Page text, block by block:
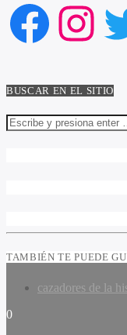
BUSCAR EN EL SITIO
TAMBIÉN TE PUEDE
cazadores de la
0